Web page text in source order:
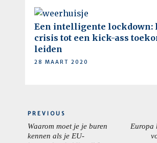
Een intelligente lockdown:
crisis tot een kick-ass
leiden
28 MAART 2020
Berichtnavigatie
PREVIOUS
PREVIOUS
Waarom moet je je buren
kennen als je EU-
Europa